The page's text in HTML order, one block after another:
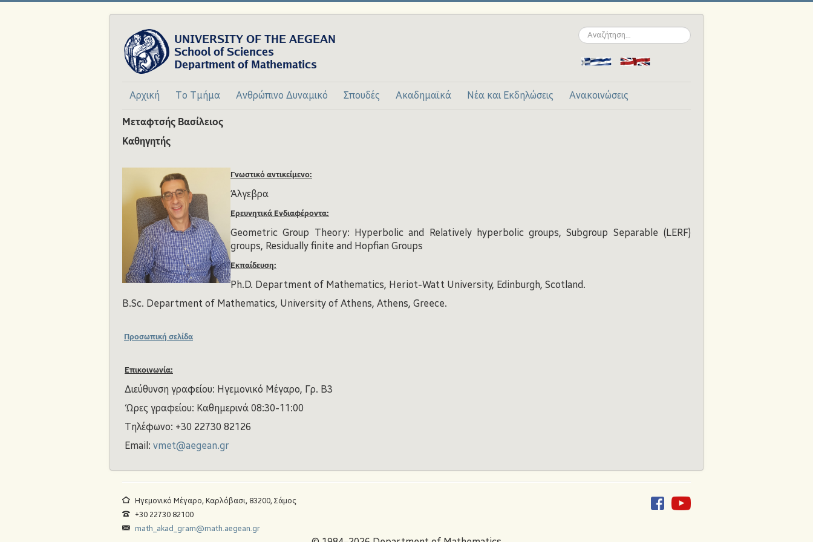
Αναζήτηση...
Αρχική Το Τμήμα Ανθρώπινο Δυναμικό Σπουδές Ακαδημαϊκά Νέα και Εκδηλώσεις Ανακοινώσεις
Μεταφτσής Βασίλειος
Καθηγητής
Γνωστικό αντικείμενο:
Άλγεβρα
Ερευνητικά Ενδιαφέροντα:
Geometric Group Theory: Hyperbolic and Relatively hyperbolic groups, Subgroup Separable (LERF)
groups, Residually finite and Hopfian Groups
Εκπαίδευση:
Ph.D. Department of Mathematics, Heriot-Watt University, Edinburgh, Scotland.
B.Sc. Department of Mathematics, University of Athens, Athens, Greece.
Προσωπική σελίδα
Επικοινωνία:
Διεύθυνση γραφείου: Ηγεμονικό Μέγαρο, Γρ. B3
Ώρες γραφείου: Καθημερινά 08:30-11:00
Τηλέφωνο: +30 22730 82126
Email: vmet@aegean.gr
Ηγεμονικό Μέγαρο, Καρλόβασι, 83200, Σάμος
+30 22730 82100
math_akad_gram@math.aegean.gr